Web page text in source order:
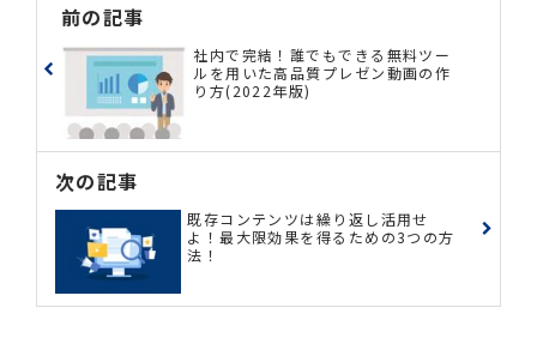
前の記事
社内で完結！誰でもできる無料ツー
ルを用いた高品質プレゼン動画の作
り方(2022年版)
次の記事
既存コンテンツは繰り返し活用せ
よ！最大限効果を得るための3つの方
法！